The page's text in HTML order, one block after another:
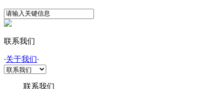
联系我们
·关于我们·
联系我们